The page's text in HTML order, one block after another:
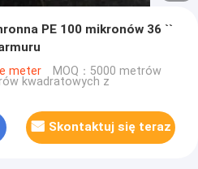
PE 100 mikronów 36 ``
meter MOQ：5000 metrów
kwadratowych z
Skontaktuj się teraz